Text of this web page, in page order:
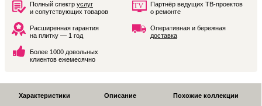
Полный спектр услуг
и сопутствующих товаров
Партнёр ведущих ТВ-проектов
о ремонте
Расширенная гарантия
на плитку — 1 год
Оперативная и бережная
доставка
Более 1000 довольных
клиентов ежемесячно
Характеристики Описание Похожие коллекции